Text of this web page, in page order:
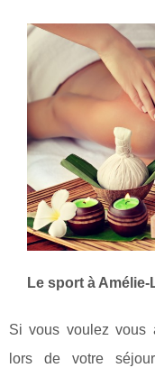
Le sport à
Si vous voulez vous
lors de votre